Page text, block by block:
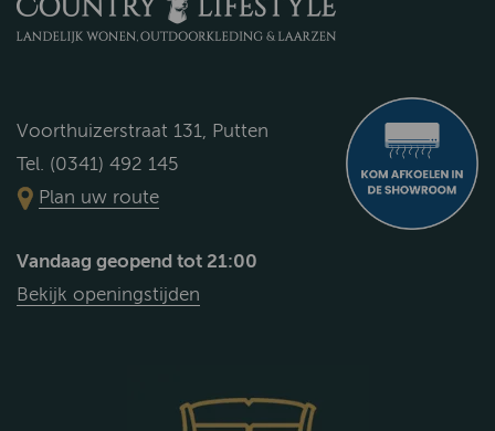
Voorthuizerstraat 131, Putten
Tel. (0341) 492 145
Plan uw route
Vandaag geopend tot 21:00
Bekijk openingstijden